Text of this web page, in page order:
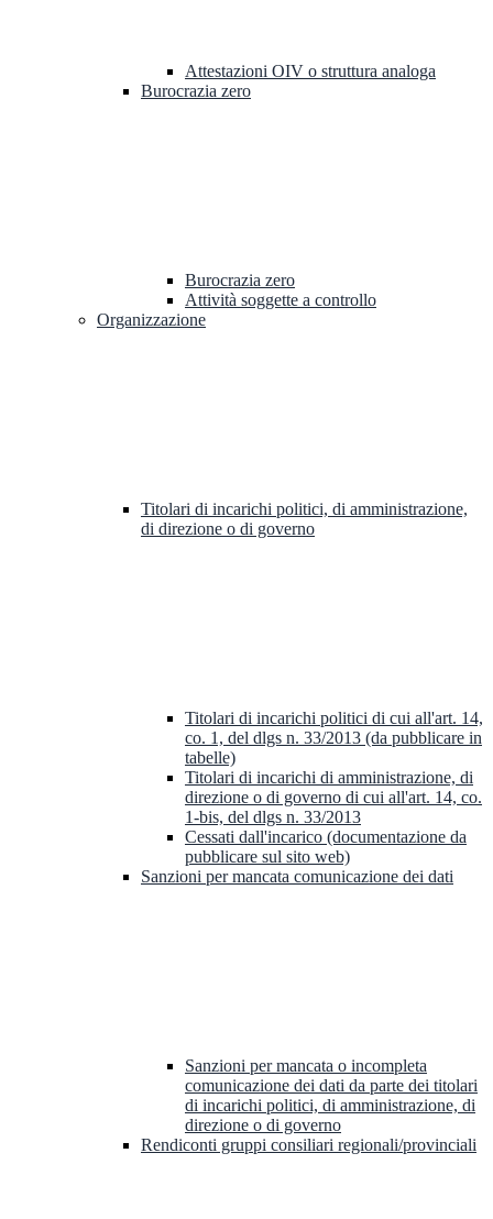
Attestazioni OIV o struttura analoga
Burocrazia zero
Burocrazia zero
Attività soggette a controllo
Organizzazione
Titolari di incarichi politici, di amministrazione,
di direzione o di governo
Titolari di incarichi politici di cui all'art. 14,
co. 1, del dlgs n. 33/2013 (da pubblicare in
tabelle)
Titolari di incarichi di amministrazione, di
direzione o di governo di cui all'art. 14, co.
1-bis, del dlgs n. 33/2013
Cessati dall'incarico (documentazione da
pubblicare sul sito web)
Sanzioni per mancata comunicazione dei dati
Sanzioni per mancata o incompleta
comunicazione dei dati da parte dei titolari
di incarichi politici, di amministrazione, di
direzione o di governo
Rendiconti gruppi consiliari regionali/provinciali